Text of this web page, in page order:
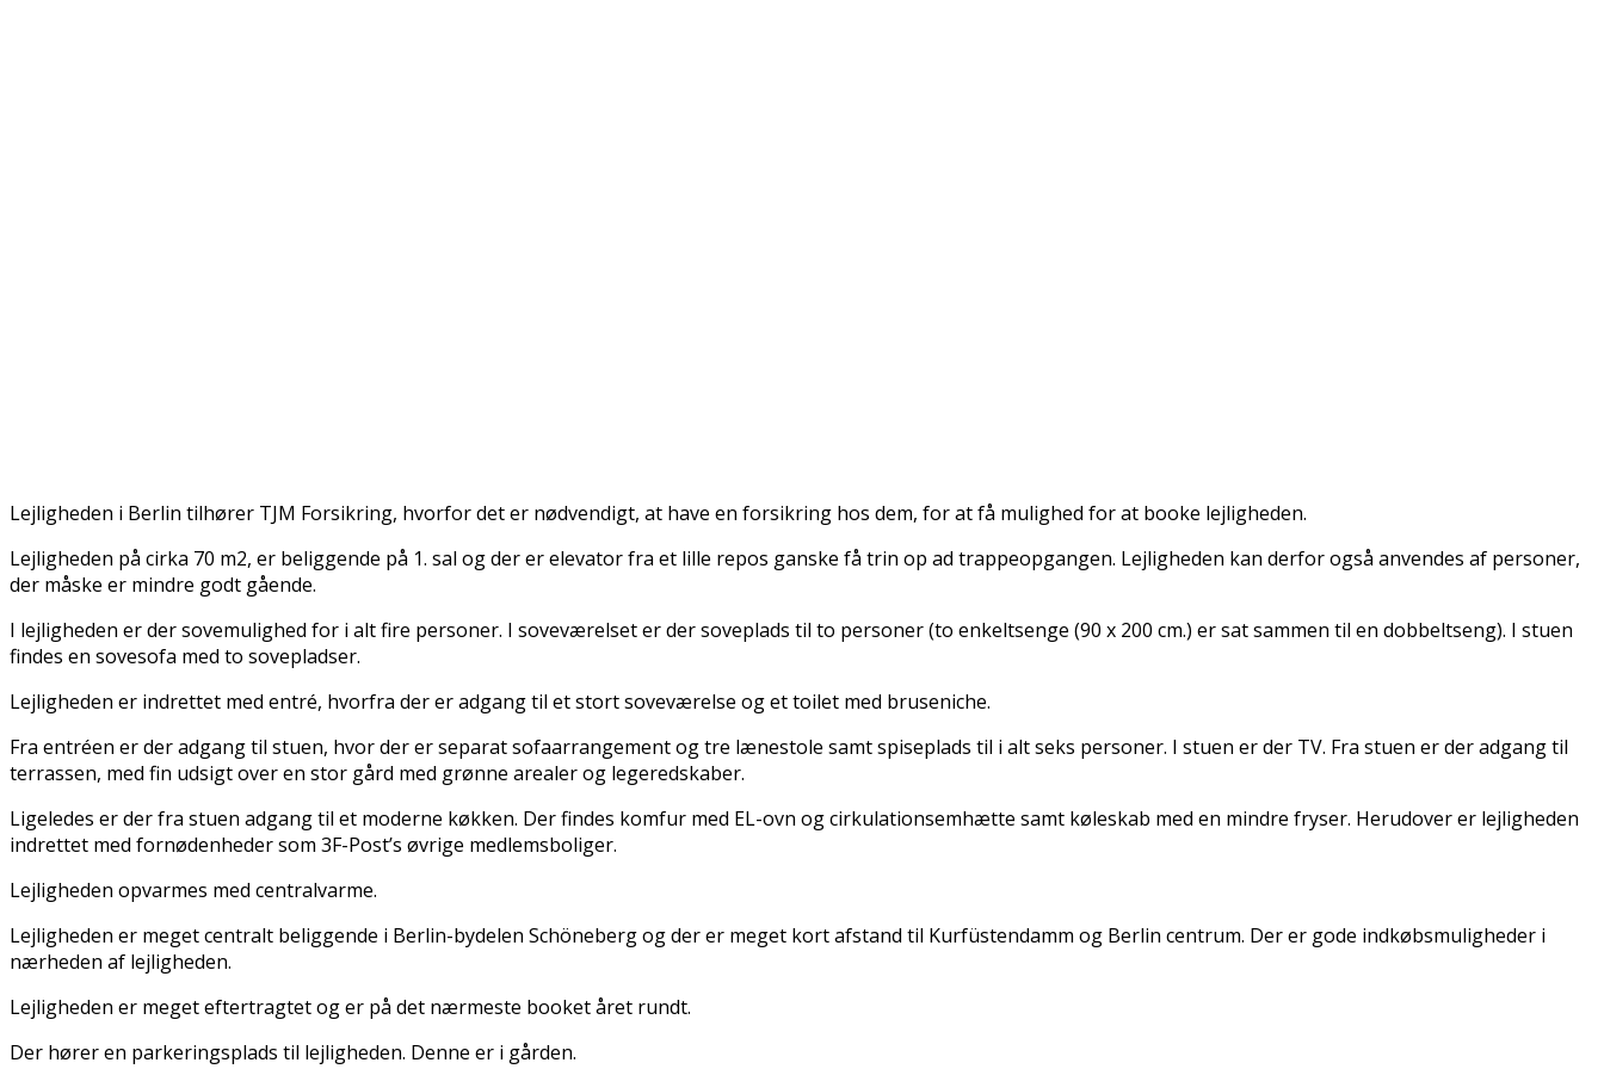
Lejligheden i Berlin tilhører TJM Forsikring, hvorfor det er nødvendigt, at have en forsikring hos dem, for at få mulighed for at booke lejligheden.
Lejligheden på cirka 70 m2, er beliggende på 1. sal og der er elevator fra et lille repos ganske få trin op ad trappeopgangen. Lejligheden kan derfor også anvendes af personer,
der måske er mindre godt gående.
I lejligheden er der sovemulighed for i alt fire personer. I soveværelset er der soveplads til to personer (to enkeltsenge (90 x 200 cm.) er sat sammen til en dobbeltseng). I stuen
findes en sovesofa med to sovepladser.
Lejligheden er indrettet med entré, hvorfra der er adgang til et stort soveværelse og et toilet med bruseniche.
Fra entréen er der adgang til stuen, hvor der er separat sofaarrangement og tre lænestole samt spiseplads til i alt seks personer. I stuen er der TV. Fra stuen er der adgang til
terrassen, med fin udsigt over en stor gård med grønne arealer og legeredskaber.
Ligeledes er der fra stuen adgang til et moderne køkken. Der findes komfur med EL-ovn og cirkulationsemhætte samt køleskab med en mindre fryser. Herudover er lejligheden
indrettet med fornødenheder som 3F-Post’s øvrige medlemsboliger.
Lejligheden opvarmes med centralvarme.
Lejligheden er meget centralt beliggende i Berlin-bydelen Schöneberg og der er meget kort afstand til Kurfüstendamm og Berlin centrum. Der er gode indkøbsmuligheder i
nærheden af lejligheden.
Lejligheden er meget eftertragtet og er på det nærmeste booket året rundt.
Der hører en parkeringsplads til lejligheden. Denne er i gården.